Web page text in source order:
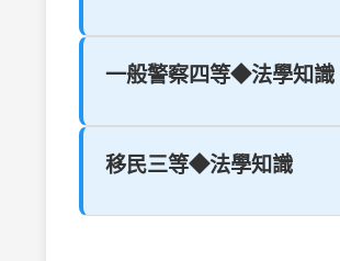
一般警察四等◆法學知識
移民三等◆法學知識